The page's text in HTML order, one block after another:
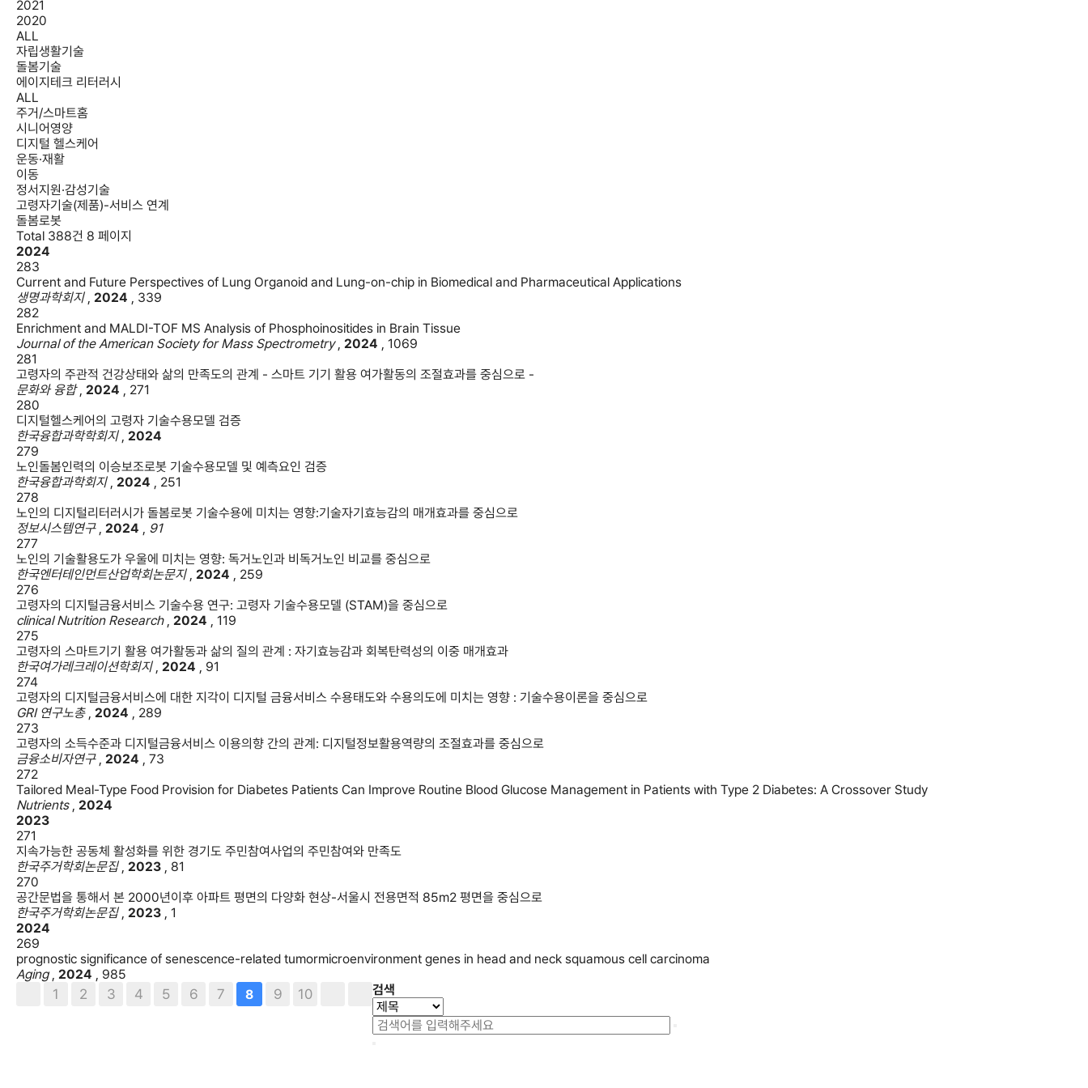
2021
2020
ALL
자립생활기술
돌봄기술
에이지테크 리터러시
ALL
주거/스마트홈
시니어영양
디지털 헬스케어
운동·재활
이동
정서지원·감성기술
고령자기술(제품)-서비스 연계
돌봄로봇
Total 388건 8 페이지
2024
283
Current and Future Perspectives of Lung Organoid and Lung-on-chip in Biomedical and Pharmaceutical Applications
생명과학회지, 2024 , 339
282
Enrichment and MALDI-TOF MS Analysis of Phosphoinositides in Brain Tissue
Journal of the American Society for Mass Spectrometry, 2024 , 1069
281
고령자의 주관적 건강상태와 삶의 만족도의 관계 - 스마트 기기 활용 여가활동의 조절효과를 중심으로 -
문화와 융합, 2024 , 271
280
디지털헬스케어의 고령자 기술수용모델 검증
한국융합과학학회지, 2024
279
노인돌봄인력의 이승보조로봇 기술수용모델 및 예측요인 검증
한국융합과학회지, 2024 , 251
278
노인의 디지털리터러시가 돌봄로봇 기술수용에 미치는 영향:기술자기효능감의 매개효과를 중심으로
정보시스템연구, 2024 , 91
277
노인의 기술활용도가 우울에 미치는 영향: 독거노인과 비독거노인 비교를 중심으로
한국엔터테인먼트산업학회논문지, 2024 , 259
276
고령자의 디지털금융서비스 기술수용 연구: 고령자 기술수용모델 (STAM)을 중심으로
clinical Nutrition Research, 2024 , 119
275
고령자의 스마트기기 활용 여가활동과 삶의 질의 관계 : 자기효능감과 회복탄력성의 이중 매개효과
한국여가레크레이션학회지, 2024 , 91
274
고령자의 디지털금융서비스에 대한 지각이 디지털 금융서비스 수용태도와 수용의도에 미치는 영향 : 기술수용이론을 중심으로
GRI 연구노총, 2024 , 289
273
고령자의 소득수준과 디지털금융서비스 이용의향 간의 관계: 디지털정보활용역량의 조절효과를 중심으로
금융소비자연구, 2024 , 73
272
Tailored Meal-Type Food Provision for Diabetes Patients Can Improve Routine Blood Glucose Management in Patients with Type 2 Diabetes: A Crossover Study
Nutrients, 2024
2023
271
지속가능한 공동체 활성화를 위한 경기도 주민참여사업의 주민참여와 만족도
한국주거학회논문집, 2023 , 81
270
공간문법을 통해서 본 2000년이후 아파트 평면의 다양화 현상-서울시 전용면적 85m2 평면을 중심으로
한국주거학회논문집, 2023 , 1
2024
269
prognostic significance of senescence-related tumormicroenvironment genes in head and neck squamous cell carcinoma
Aging, 2024 , 985
1 2 3 4 5 6 7 8 9 10 검색